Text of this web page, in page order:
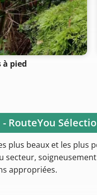
pied
- RouteYou
plus beaux et les plus
secteur,
appropriées.